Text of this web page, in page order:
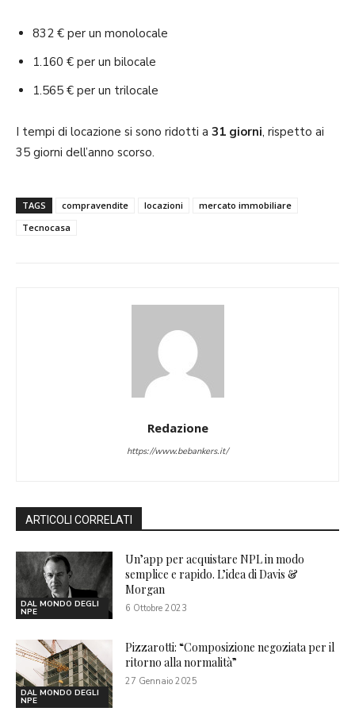
832 € per un monolocale
1.160 € per un bilocale
1.565 € per un trilocale
I tempi di locazione si sono ridotti a 31 giorni, rispetto ai
35 giorni dell’anno scorso.
TAGS compravendite locazioni
mercato immobiliare
Tecnocasa
Redazione
https://www.bebankers.it/
ARTICOLI CORRELATI
DAL MONDO DEGLI
NPE
Un’app per acquistare NPL in modo
semplice e rapido. L’idea di Davis &
Morgan
6 Ottobre 2023
DAL MONDO DEGLI
NPE
Pizzarotti: “Composizione negoziata per il
ritorno alla normalità”
27 Gennaio 2025